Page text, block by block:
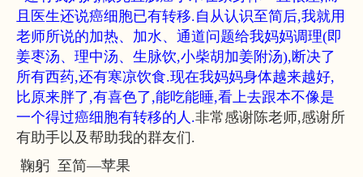
且医生还说癌细胞已有转移.自从认识至简后,我就用
老师所说的加热、加水、通道问题给我妈妈调理(即
姜枣汤、理中汤、生脉饮,小柴胡加姜附汤),断决了
所有西药,还有寒凉饮食.现在我妈妈身体越来越好,
比原来胖了,有喜色了,能吃能睡,看上去跟本不像是
一个得过癌细胞有转移的人.非常感谢陈老师,感谢所
有助手以及帮助我的群友们.
鞠躬  至简—苹果